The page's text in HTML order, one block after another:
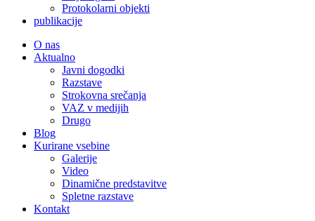
Protokolarni objekti
publikacije
O nas
Aktualno
Javni dogodki
Razstave
Strokovna srečanja
VAZ v medijih
Drugo
Blog
Kurirane vsebine
Galerije
Video
Dinamične predstavitve
Spletne razstave
Kontakt